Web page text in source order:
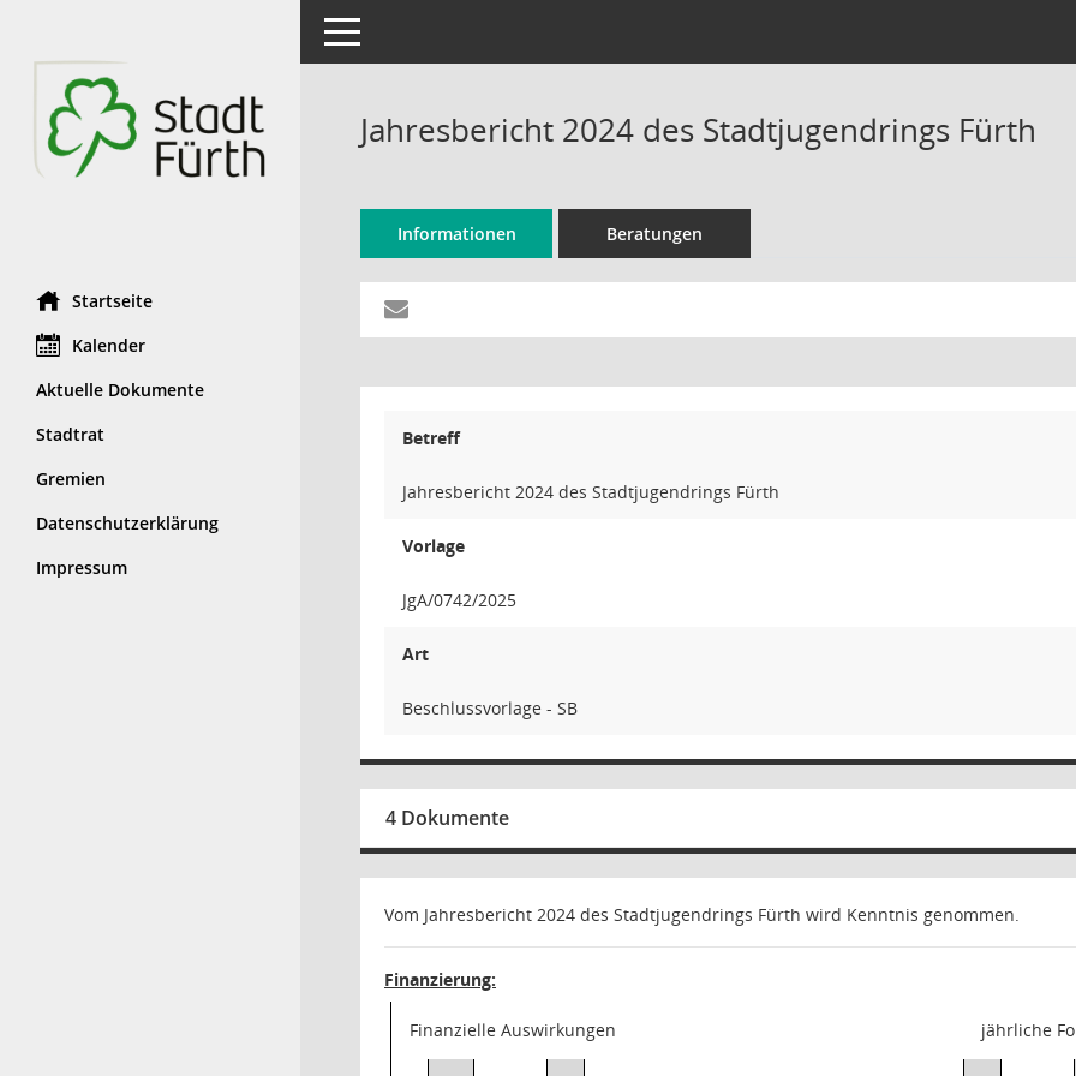
Startseite
Kalender
Aktuelle Dokumente
Stadtrat
Gremien
Datenschutzerklärung
Impressum
Toggle navigation
Jahresbericht 2024 des Stadtjugendrings Fürth
Informationen Beratungen
Betreff
Jahresbericht 2024 des Stadtjugendrings Fürth
Vorlage
JgA/0742/2025
Art
Beschlussvorlage - SB
4 Dokumente
Vom Jahresbericht 2024 des Stadtjugendrings Fürth wird Kenntnis genommen.
Finanzierung:
Finanzielle Auswirkungen jährliche